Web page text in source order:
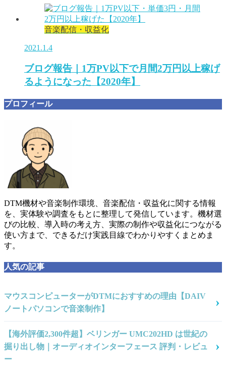
音楽配信・収益化
2021.1.4
ブログ報告｜1万PV以下で月間2万円以上稼げ
るようになった【2020年】
プロフィール
DTM機材や音楽制作環境、音楽配信・収益化に関する情報
を、実体験や調査をもとに整理して発信しています。機材選
びの比較、導入時の考え方、実際の制作や収益化につながる
使い方まで、できるだけ実践目線でわかりやすくまとめま
す。
人気の記事
マウスコンピューターがDTMにおすすめの理由【DAIV
ノートパソコンで音楽制作】
【海外評価2,300件超】ベリンガー UMC202HD は世紀の
掘り出し物｜オーディオインターフェース 評判・レビュ
ー